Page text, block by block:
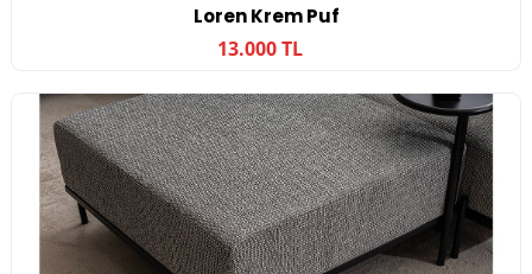
Loren Krem Puf
13.000 TL